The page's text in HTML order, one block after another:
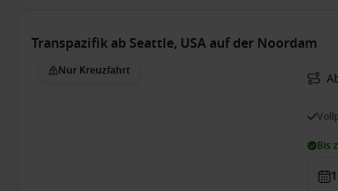
Transpazifik ab Seattle, USA auf der Noordam
Nur Kreuzfahrt
Bis